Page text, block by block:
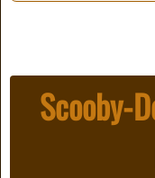
Scooby-